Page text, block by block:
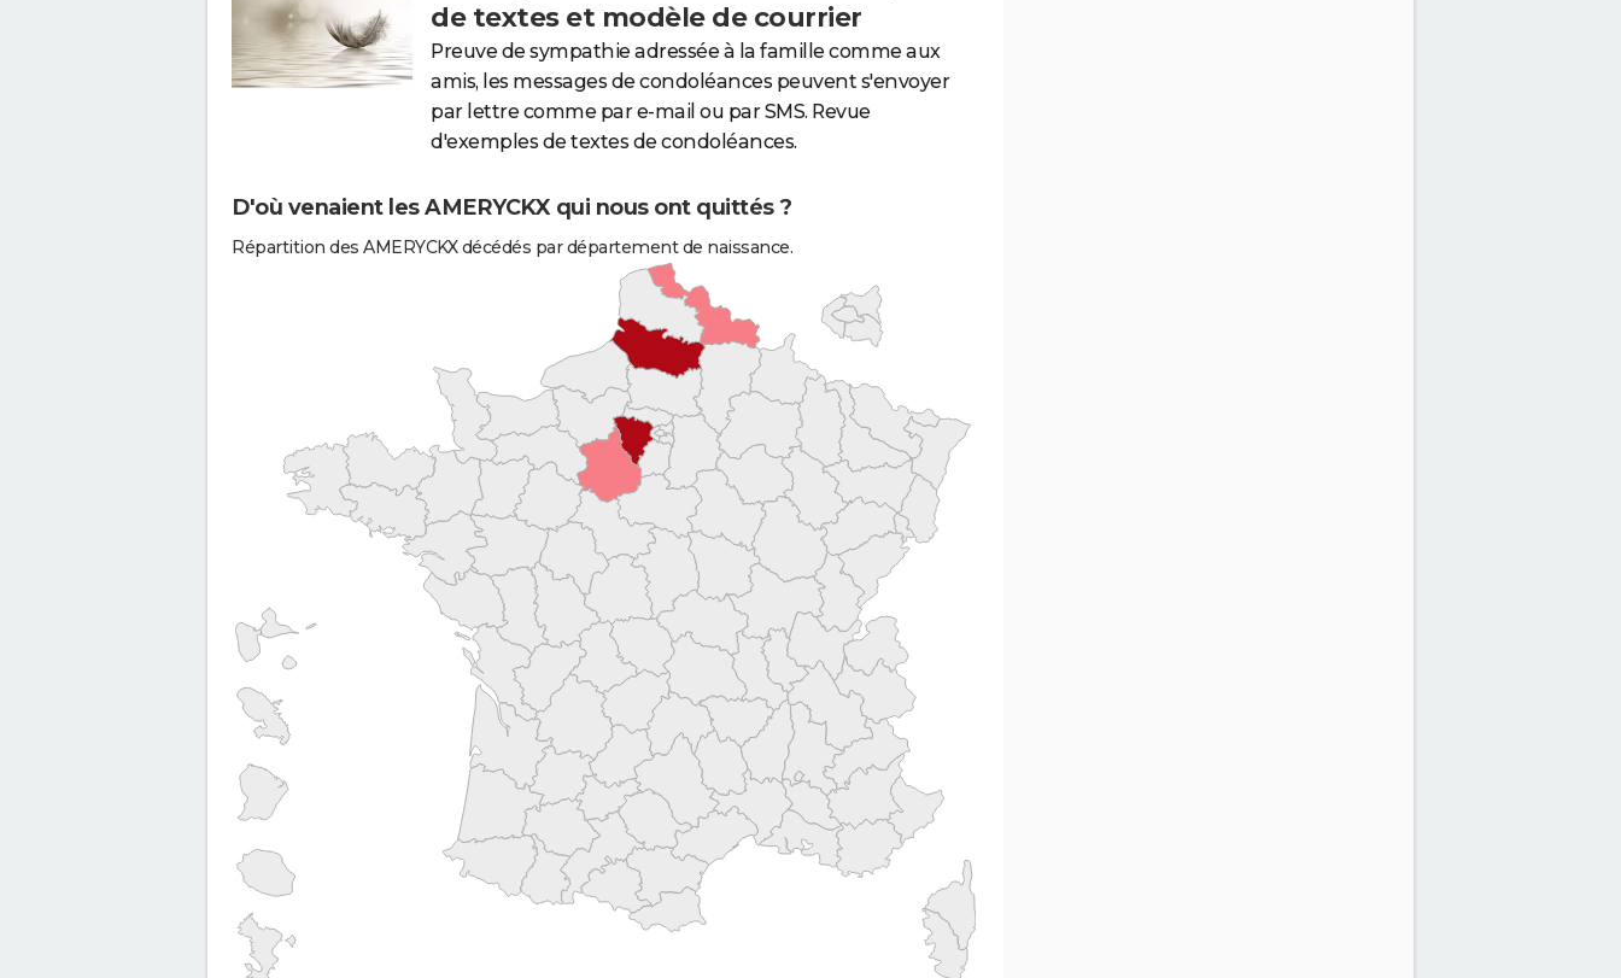
de textes et modèle de courrier
Preuve de sympathie adressée à la famille comme aux
amis, les messages de condoléances peuvent s'envoyer
par lettre comme par e-mail ou par SMS. Revue
d'exemples de textes de condoléances.
D'où venaient les AMERYCKX qui nous ont quittés ?
Répartition des AMERYCKX décédés par département de naissance.